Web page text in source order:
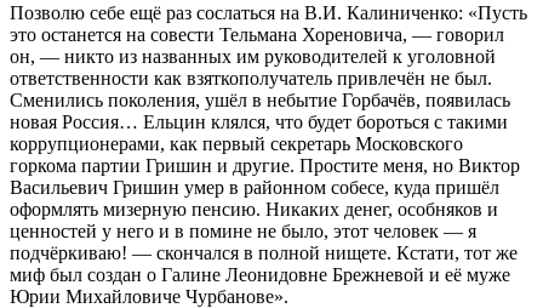
Позволю себе ещё раз сослаться на В.И. Калиниченко: «Пусть
это останется на совести Тельмана Хореновича, — говорил
он, — никто из названных им руководителей к уголовной
ответственности как взяткополучатель привлечён не был.
Сменились поколения, ушёл в небытие Горбачёв, появилась
новая Россия… Ельцин клялся, что будет бороться с такими
коррупционерами, как первый секретарь Московского
горкома партии Гришин и другие. Простите меня, но Виктор
Васильевич Гришин умер в районном собесе, куда пришёл
оформлять мизерную пенсию. Никаких денег, особняков и
ценностей у него и в помине не было, этот человек — я
подчёркиваю! — скончался в полной нищете. Кстати, тот же
миф был создан о Галине Леонидовне Брежневой и её муже
Юрии Михайловиче Чурбанове».